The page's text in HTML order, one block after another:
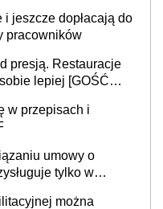
jeszcze dopłacają do
pracowników
presją. Restauracje
lepiej [GOŚĆ
w przepisach i
umowy o
tylko w
można